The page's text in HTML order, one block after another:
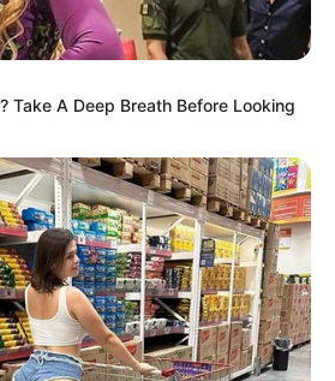
มหาลาภพร้อมทัก 3 ราศี มีเกณฑ์รับมรดก
Take A Deep Breath Before Looking